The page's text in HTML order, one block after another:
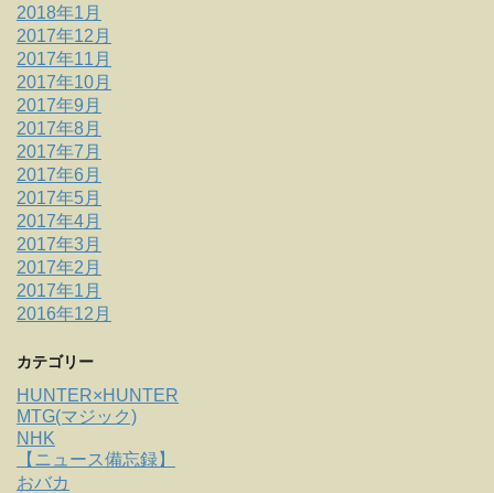
2018年1月
2017年12月
2017年11月
2017年10月
2017年9月
2017年8月
2017年7月
2017年6月
2017年5月
2017年4月
2017年3月
2017年2月
2017年1月
2016年12月
カテゴリー
HUNTER×HUNTER
MTG(マジック)
NHK
【ニュース備忘録】
おバカ